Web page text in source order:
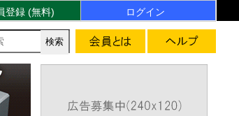
ログイン
登録 (無料)